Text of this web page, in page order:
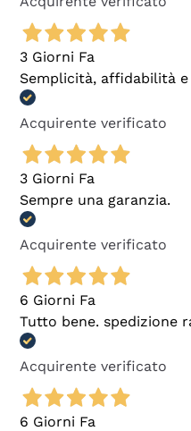
3 Giorni Fa
Semplicità, affidabilità
Acquirente verificato
3 Giorni Fa
Sempre una garanzia.
Acquirente verificato
6 Giorni Fa
Tutto bene. spedizione
Acquirente verificato
6 Giorni Fa